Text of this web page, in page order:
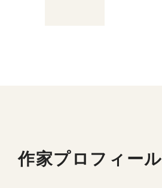
作家プロフィール